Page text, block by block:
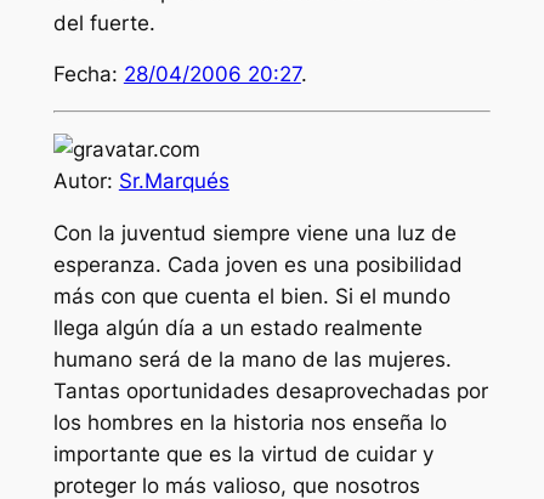
del fuerte.
Fecha: 28/04/2006 20:27.
Autor: Sr.Marqués
Con la juventud siempre viene una luz de
esperanza. Cada joven es una posibilidad
más con que cuenta el bien. Si el mundo
llega algún día a un estado realmente
humano será de la mano de las mujeres.
Tantas oportunidades desaprovechadas por
los hombres en la historia nos enseña lo
importante que es la virtud de cuidar y
proteger lo más valioso, que nosotros